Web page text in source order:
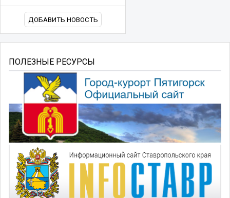
ДОБАВИТЬ НОВОСТЬ
ПОЛЕЗНЫЕ РЕСУРСЫ